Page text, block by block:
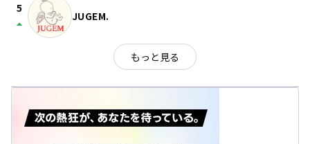
5
arrow_drop_up JUGEM.
もっと見る